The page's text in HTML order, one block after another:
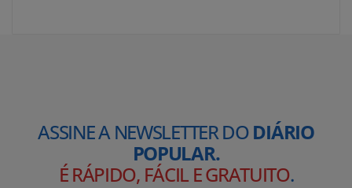
ASSINE A NEWSLETTER DODIÁRIO
POPULAR.
É RÁPIDO, FÁCIL E GRATUITO.